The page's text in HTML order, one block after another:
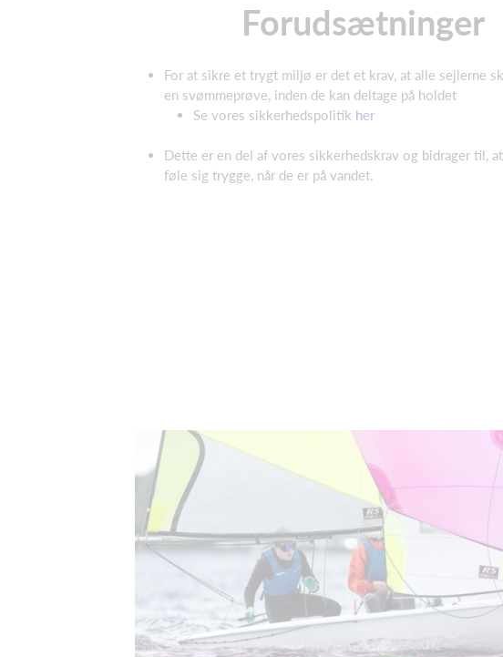
Forudsætninger
For at sikre et trygt miljø er det et krav, at alle sejlerne
en svømmeprøve, inden de kan deltage på holdet
Se vores sikkerhedspolitik her
Dette er en del af vores sikkerhedskrav og bidrager til,
føle sig trygge, når de er på vandet.